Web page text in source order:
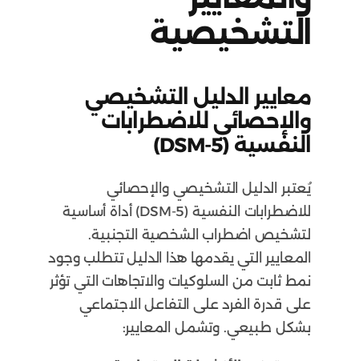
التشخيصية
معايير الدليل التشخيصي
والإحصائي للاضطرابات
النفسية (DSM-5)
يُعتبر الدليل التشخيصي والإحصائي
للاضطرابات النفسية (DSM-5) أداة أساسية
لتشخيص اضطراب الشخصية التجنبية.
المعايير التي يقدمها هذا الدليل تتطلب وجود
نمط ثابت من السلوكيات والاتجاهات التي تؤثر
على قدرة الفرد على التفاعل الاجتماعي
بشكل طبيعي. وتشمل المعايير: